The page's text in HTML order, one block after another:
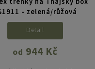
- zelená/růžová
od 944 Kč
Detail